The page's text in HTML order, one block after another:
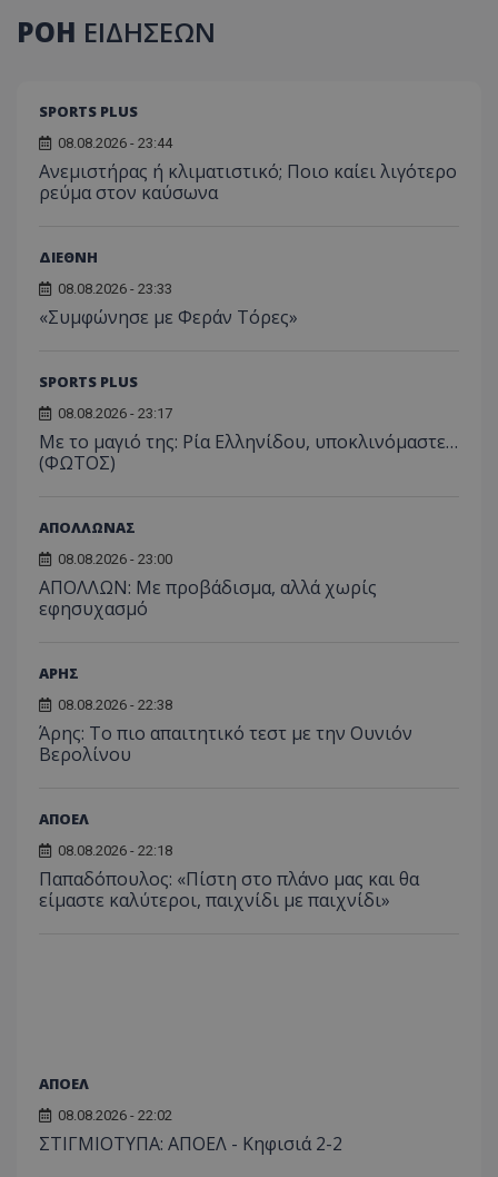
ΡΟΗ ΕΙΔΗΣΕΩΝ
SPORTS PLUS
08.08.2026 - 23:44
Ανεμιστήρας ή κλιματιστικό; Ποιο καίει λιγότερο
ρεύμα στον καύσωνα
ΔΙΕΘΝΗ
08.08.2026 - 23:33
«Συμφώνησε με Φεράν Τόρες»
SPORTS PLUS
08.08.2026 - 23:17
Με το μαγιό της: Ρία Ελληνίδου, υποκλινόμαστε…
(ΦΩΤΟΣ)
ΑΠΟΛΛΩΝΑΣ
08.08.2026 - 23:00
ΑΠΟΛΛΩΝ: Με προβάδισμα, αλλά χωρίς
εφησυχασμό
ΑΡΗΣ
08.08.2026 - 22:38
Άρης: Το πιο απαιτητικό τεστ με την Ουνιόν
Βερολίνου
ΑΠΟΕΛ
08.08.2026 - 22:18
Παπαδόπουλος: «Πίστη στο πλάνο μας και θα
είμαστε καλύτεροι, παιχνίδι με παιχνίδι»
ΑΠΟΕΛ
08.08.2026 - 22:02
ΣΤΙΓΜΙΟΤΥΠΑ: ΑΠΟΕΛ - Κηφισιά 2-2